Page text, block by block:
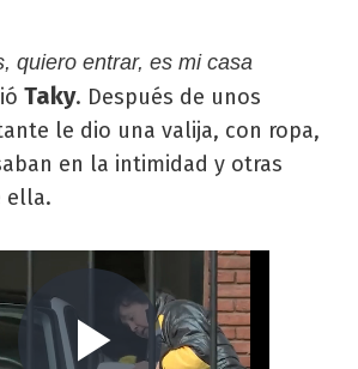
quiero entrar, es mi casa
Taky. Después de unos
le dio una valija, con ropa,
en la intimidad y otras
ella.